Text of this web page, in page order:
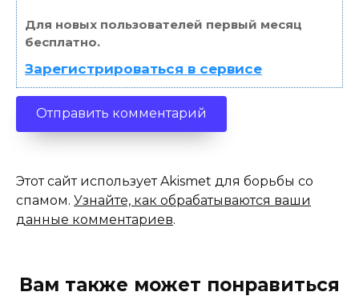
Для новых пользователей первый месяц
бесплатно.
Зарегистрироваться в сервисе
Этот сайт использует Akismet для борьбы со
спамом. Узнайте, как обрабатываются ваши
данные комментариев.
Вам также может понравиться